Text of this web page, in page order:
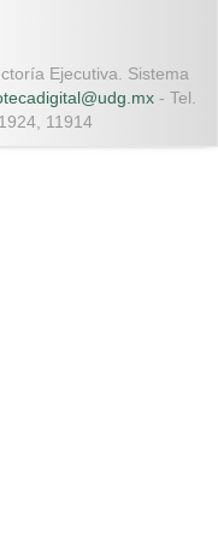
Ejecutiva. Sistema
- Tel.
11914